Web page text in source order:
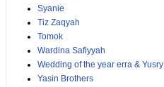
Syanie
Tiz Zaqyah
Tomok
Wardina Safiyyah
Wedding of the year erra & Yusry
Yasin Brothers